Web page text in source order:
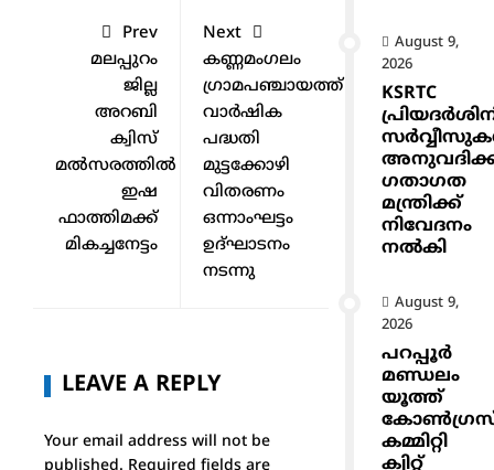
Prev
മലപ്പുറം
ജില്ല
അറബി
ക്വിസ്
മൽസരത്തിൽ
ഇഷ
ഫാത്തിമക്ക്
മികച്ചനേട്ടം
Next
കണ്ണമംഗലം
ഗ്രാമപഞ്ചായത്ത്
വാർഷിക
പദ്ധതി
മുട്ടക്കോഴി
വിതരണം
ഒന്നാംഘട്ടം
ഉദ്ഘാടനം
നടന്നു
LEAVE A REPLY
Your email address will not be
August 9,
2026
KSRTC
ഗതാഗത
മന്ത്രിക്ക്
നിവേദനം
നൽകി
August 9,
2026
പറപ്പൂർ
മണ്ഡലം
യൂത്ത്
കമ്മിറ്റി
ക്വിറ്റ്